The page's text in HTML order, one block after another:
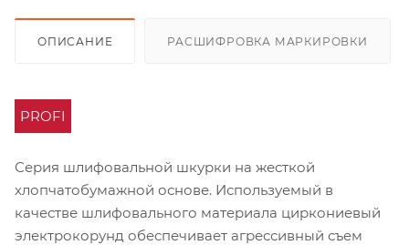
ОПИСАНИЕ РАСШИФРОВКА МАРКИРОВКИ
PROFI
Серия шлифовальной шкурки на жесткой
хлопчатобумажной основе. Используемый в
качестве шлифовального материала циркониевый
электрокорунд обеспечивает агрессивный съем